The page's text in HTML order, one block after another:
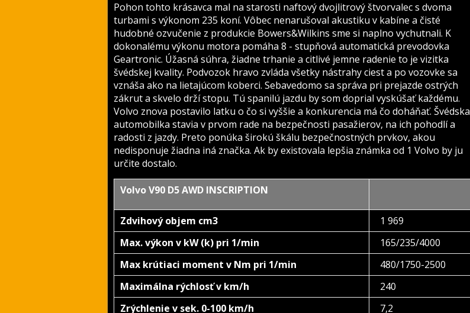
Pohon tohto krásavca mal na starosti naftový dvojlitrový štvorvalec s dvoma
turbami s výkonom 235 koní. Vôbec nenarušoval akustiku v kabíne a čisté
hudobné ozvučenie z produkcie Bowers&Wilkins sme si naplno vychutnali. K
dokonalému výkonu motora pomáha 8 - stupňová automatická prevodovka
Geartronic. Úžasná súhra, žiadne trhanie a citlivé jemne radenie to je vizitka
švédskej kvality. Podvozok hravo zvláda všetky nástrahy ciest a po vozovke sa
vznáša ako na lietajúcom koberci. Sebavedomo sa správa pri prejazde ostrých
zákrut a skvelo drží stopu. Tú spanilú jazdu by som doprial vyskúšať každému.
Volvo znova postavilo latku o čo si vyššie a konkurencia má čo doháňať. Švédska
automobilka stavia v prvom rade na bezpečnosti pasažierov, na ich pohodlí a
radosti z jazdy. Preto ponúka širokú škálu bezpečnostných prvkov, akou
nedisponuje žiadna iná značka. Ak by existovala lepšia známka od 1 Volvo by ju
určite dostalo.
Volvo V90 D5 AWD INSCRIPTION
Zdvihový objem cm3
1 969
Max. výkon v kW (k) pri 1/min
165/235/4000
Max krútiaci moment v Nm pri 1/min
480/1750-2500
Maximálna rýchlosť v km/h
240
Zrýchlenie v sek. 0-100 km/h
7,2